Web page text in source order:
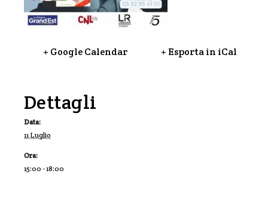
+ Google Calendar + Esporta in iCal
Dettagli
Data:
11 Luglio
Ora:
15:00 - 18:00